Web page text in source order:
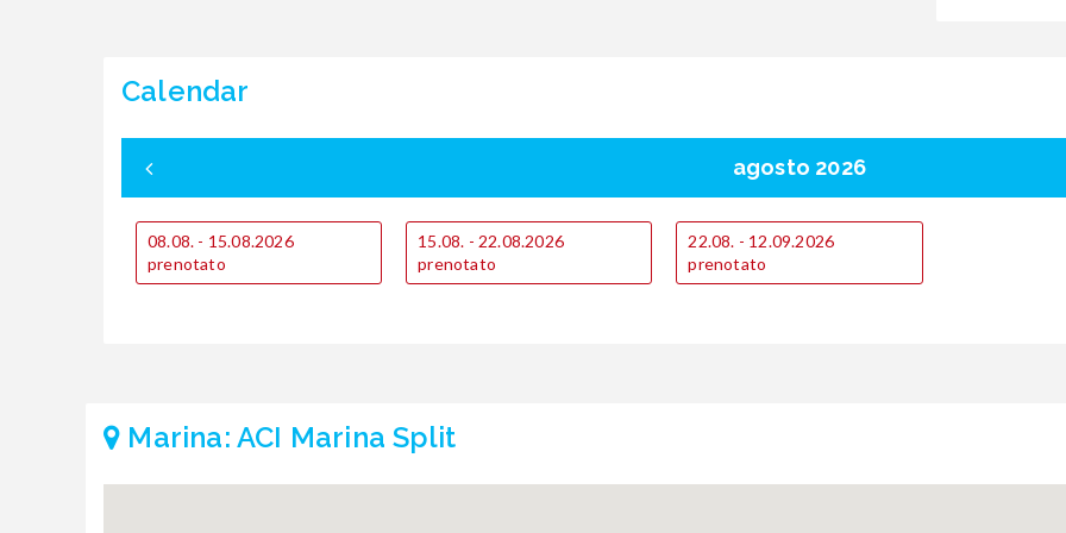
Calendar
agosto 2026
08.08. - 15.08.2026
prenotato
15.08. - 22.08.2026
prenotato
22.08. - 12.09.2026
prenotato
Marina: ACI Marina Split